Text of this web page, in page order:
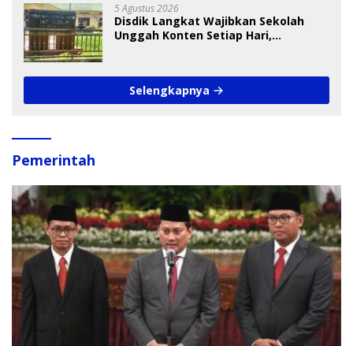
5 Agustus 2026
Disdik Langkat Wajibkan Sekolah
Unggah Konten Setiap Hari,
Selengkapnya
Pemerintah